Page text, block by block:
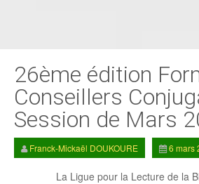
26ème édition
Conseillers
Session de Mars
Franck-Mickaël DOUKOURE 6 mars
La Ligue pour la Lecture de la